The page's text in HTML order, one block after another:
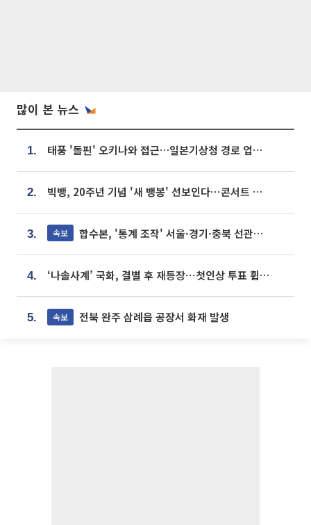
많이 본 뉴스
1. 태풍 '돌핀' 오키나와 접근…일본기상청 경로 업데이트
2. 빅뱅, 20주년 기념 '새 뱅봉' 선보인다⋯콘서트 앞두고 팝업 개최
3. 속보 합수본, '통계 조작' 서울·경기·충북 선관위 등 추가 압수수색
4. ‘나솔사계’ 국화, 결별 후 재등장⋯첫인상 투표 휩쓸고 ‘인기녀’ 등극
5. 속보 전북 완주 삼례읍 공장서 화재 발생